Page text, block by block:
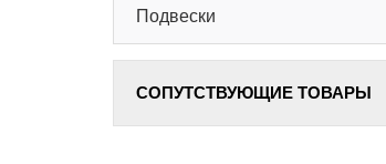
Подвески
СОПУТСТВУЮЩИЕ ТОВАРЫ